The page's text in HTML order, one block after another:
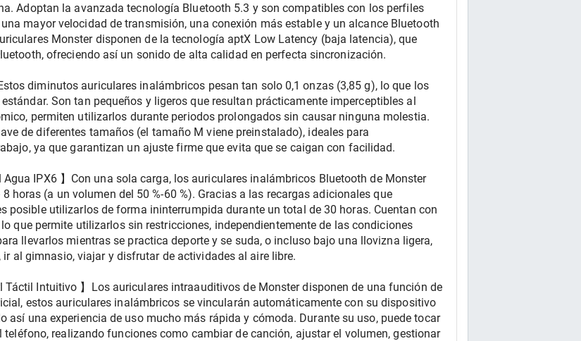
Adoptan la avanzada tecnología Bluetooth 5.3 y son compatibles con los perfiles
una mayor velocidad de transmisión, una conexión más estable y un alcance Bluetooth
Monster disponen de la tecnología aptX Low Latency (baja latencia), que
ofreciendo así un sonido de alta calidad en perfecta sincronización.
diminutos auriculares inalámbricos pesan tan solo 0,1 onzas (3,85 g), lo que los
Son tan pequeños y ligeros que resultan prácticamente imperceptibles al
permiten utilizarlos durante periodos prolongados sin causar ninguna molestia.
de diferentes tamaños (el tamaño M viene preinstalado), ideales para
ya que garantizan un ajuste firme que evita que se caigan con facilidad.
Agua IPX6 】Con una sola carga, los auriculares inalámbricos Bluetooth de Monster
horas (a un volumen del 50 %-60 %). Gracias a las recargas adicionales que
posible utilizarlos de forma ininterrumpida durante un total de 30 horas. Cuentan con
que permite utilizarlos sin restricciones, independientemente de las condiciones
llevarlos mientras se practica deporte y se suda, o incluso bajo una llovizna ligera,
al gimnasio, viajar y disfrutar de actividades al aire libre.
Táctil Intuitivo 】Los auriculares intraauditivos de Monster disponen de una función de
estos auriculares inalámbricos se vincularán automáticamente con su dispositivo
así una experiencia de uso mucho más rápida y cómoda. Durante su uso, puede tocar
realizando funciones como cambiar de canción, ajustar el volumen, gestionar